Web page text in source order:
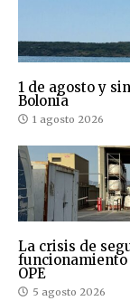
1 de agosto y
Bolonia
1 agosto 2026
La crisis de
funcionamiento
OPE
5 agosto 2026